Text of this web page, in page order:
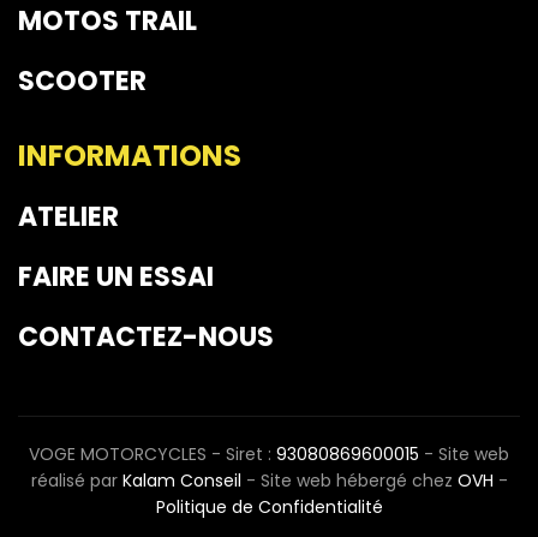
MOTOS TRAIL
SCOOTER
INFORMATIONS
ATELIER
FAIRE UN ESSAI
CONTACTEZ-NOUS
VOGE MOTORCYCLES - Siret : 93080869600015 - Site web
réalisé par Kalam Conseil - Site web hébergé chez OVH -
Politique de Confidentialité